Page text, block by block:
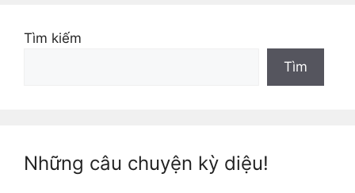
Tìm kiếm
Tìm
Những câu chuyện kỳ diệu!